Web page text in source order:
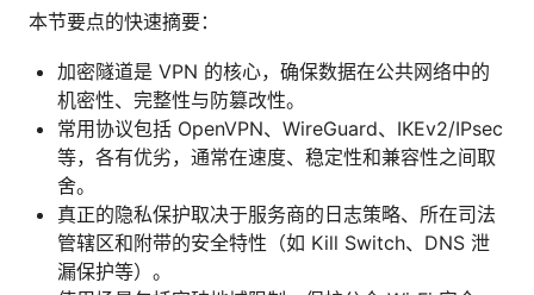
本节要点的快速摘要：
加密隧道是 VPN 的核心，确保数据在公共网络中的
机密性、完整性与防篡改性。
常用协议包括 OpenVPN、WireGuard、IKEv2/IPsec
等，各有优劣，通常在速度、稳定性和兼容性之间取
舍。
真正的隐私保护取决于服务商的日志策略、所在司法
管辖区和附带的安全特性（如 Kill Switch、DNS 泄
漏保护等）。